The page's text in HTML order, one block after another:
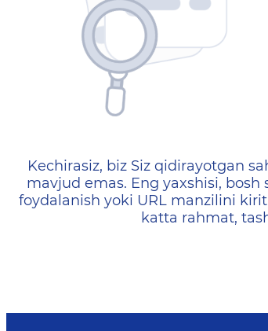
404 — Страница
Kechirasiz, biz Siz qidirayotgan
mavjud emas. Eng yaxshisi,
foydalanish yoki URL manzilini
katta rahmat,